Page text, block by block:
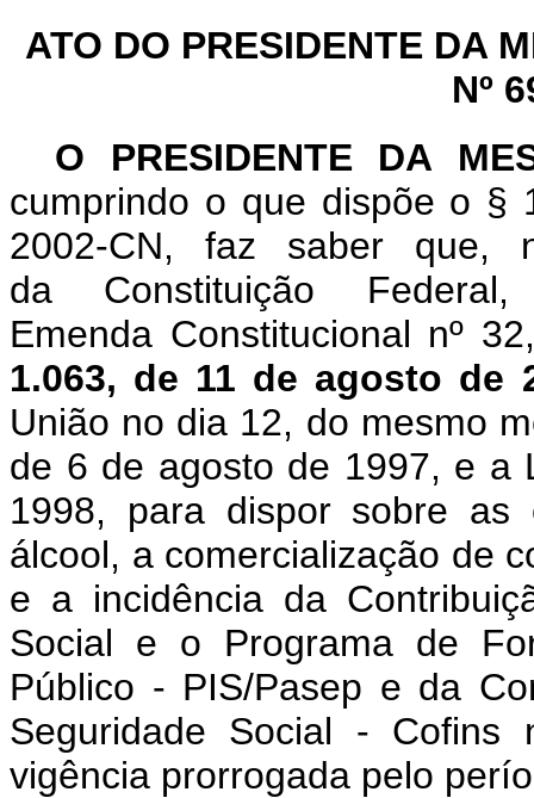
ATO DO PRESIDENTE DA
Nº
O PRESIDENTE DA
cumprindo o que dispõe o §
2002-CN, faz saber
da
Constituição Federal,
Emenda Constitucional nº
1.063, de 11 de agosto de
União no dia 12, do mesmo
de 6 de agosto de 1997, e a
1998, para dispor sobre
álcool, a comercialização de
e a incidência da
Social e o Programa de
Público - PIS/Pasep e da
Seguridade Social - Cofins
vigência prorrogada pelo